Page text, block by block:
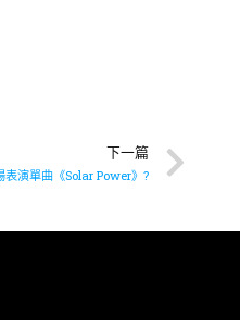
下一篇
表演單曲《Solar Power》?